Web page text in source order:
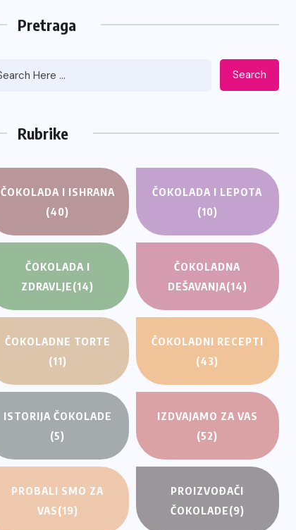
Pretraga
Search
Rubrike
ČOKOLADA I ISHRANA
(40)
ČOKOLADA I LEPOTA
(10)
ČOKOLADA I
ZDRAVLJE(14)
ČOKOLADNA
DEŠAVANJA(14)
ČOKOLADNE TORTE
(11)
ČOKOLADNI RECEPTI
(43)
ISTORIJA ČOKOLADE
(5)
IZDVAJAMO ZA VAS
(52)
PROBALI SMO ZA
VAS(19)
PROIZVOĐAČI
ČOKOLADE(9)